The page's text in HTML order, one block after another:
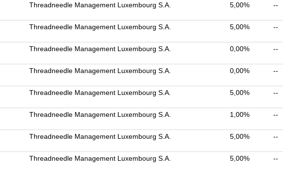
Threadneedle Management Luxembourg S.A. 5,00% --
Threadneedle Management Luxembourg S.A. 5,00% --
Threadneedle Management Luxembourg S.A. 0,00% --
Threadneedle Management Luxembourg S.A. 0,00% --
Threadneedle Management Luxembourg S.A. 5,00% --
Threadneedle Management Luxembourg S.A. 1,00% --
Threadneedle Management Luxembourg S.A. 5,00% --
Threadneedle Management Luxembourg S.A. 5,00% --